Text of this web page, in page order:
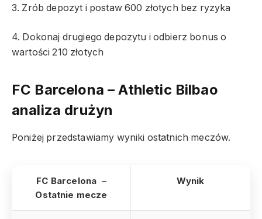
3. Zrób depozyt i postaw 600 złotych bez ryzyka
4. Dokonaj drugiego depozytu i odbierz bonus o
wartości 210 złotych
FC Barcelona – Athletic Bilbao
analiza drużyn
Poniżej przedstawiamy wyniki ostatnich meczów.
FC Barcelona –
Ostatnie mecze
Wynik